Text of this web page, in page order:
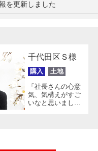
を更新しました
千代田区Ｓ様
購入 土地
「社長さんの心意
気、気構えがすご
いなと思いまし